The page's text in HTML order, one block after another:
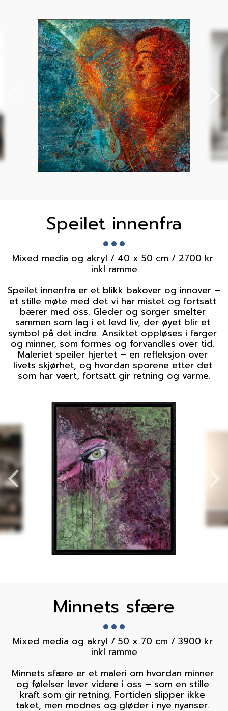
Speilet innenfra
Mixed media og akryl / 40 x 50 cm / 2700 kr
inkl ramme
Speilet innenfra er et blikk bakover og innover –
et stille møte med det vi har mistet og fortsatt
bærer med oss. Gleder og sorger smelter
sammen som lag i et levd liv, der øyet blir et
symbol på det indre. Ansiktet oppløses i farger
og minner, som formes og forvandles over tid.
Maleriet speiler hjertet – en refleksjon over
livets skjørhet, og hvordan sporene etter det
som har vært, fortsatt gir retning og varme.
Minnets sfære
Mixed media og akryl / 50 x 70 cm / 3900 kr
inkl ramme
Minnets sfære er et maleri om hvordan minner
og følelser lever videre i oss – som en stille
kraft som gir retning. Fortiden slipper ikke
taket, men modnes og gløder i nye nyanser.